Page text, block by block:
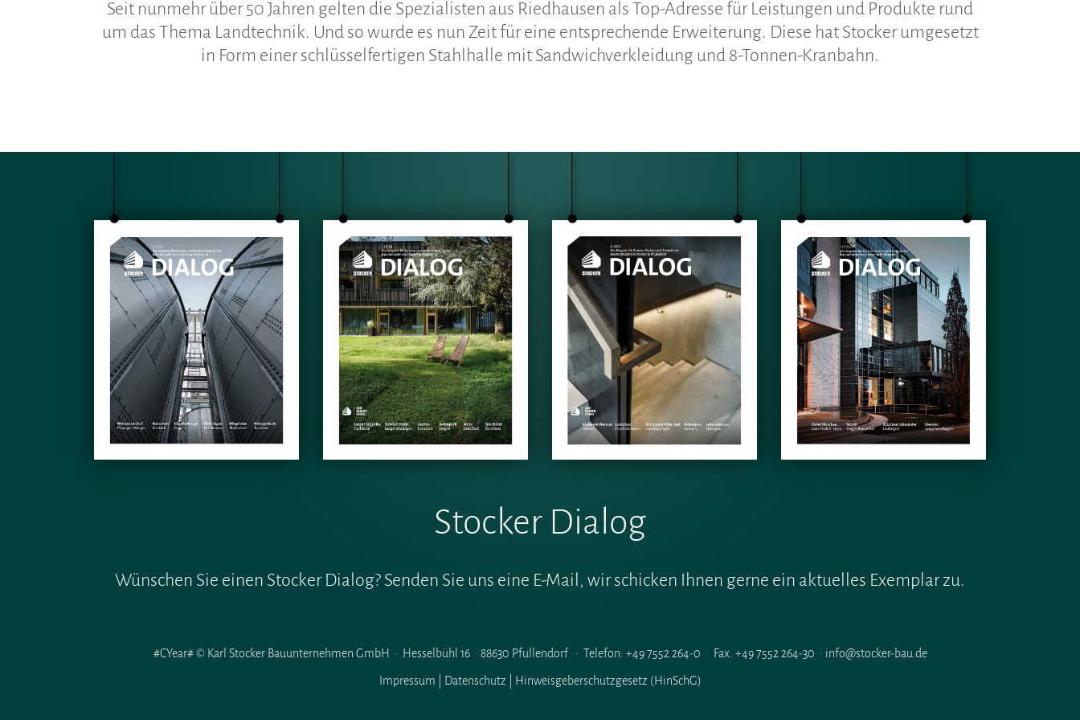
Seit nunmehr über 50 Jahren gelten die Spezialisten aus Riedhausen als Top-Adresse für Leistungen und Produkte rund
um das Thema Landtechnik. Und so wurde es nun Zeit für eine entsprechende Erweiterung. Diese hat Stocker umgesetzt
in Form einer schlüsselfertigen Stahlhalle mit Sandwichverkleidung und 8-Tonnen-Kranbahn.
Stocker Dialog
Wünschen Sie einen Stocker Dialog? Senden Sie uns eine E-Mail, wir schicken Ihnen gerne ein aktuelles Exemplar zu.
#CYear# © Karl Stocker Bauunternehmen GmbH · Hesselbühl 16 · 88630 Pfullendorf · Telefon: +49 7552 264-0 · Fax: +49 7552 264-30 · info@stocker-bau.de
Impressum Datenschutz | Hinweisgeberschutzgesetz (HinSchG)